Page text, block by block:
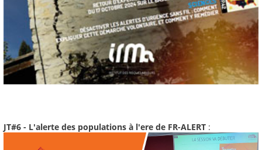
JT#6 - L'alerte des populations à l'ere de FR-ALERT :